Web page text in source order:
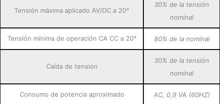
Tensión máxima aplicado AV/DC a 20°
30% de la tensión
nominal
Tensión mínima de operación CA CC a 20° 80% de la nominal
Caída de tensión
30% de la tensión
nominal
Consumo de potencia aproximado AC, 0,9 VA (60HZ)